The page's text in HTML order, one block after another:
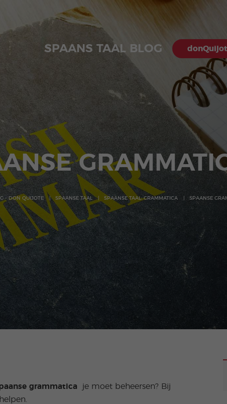
SPAANS TAAL BLOG
- DON QUIJOTE SPAANSE TAAL SPAANSE TAAL: GRAMMATICA SPAANSE
grammatica je moet beheersen? Bij